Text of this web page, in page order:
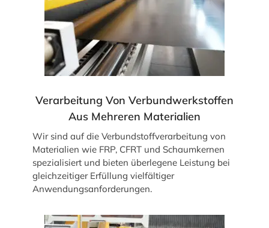
Verarbeitung Von Verbundwerkstoffen
Aus Mehreren Materialien
Wir sind auf die Verbundstoffverarbeitung von
Materialien wie FRP, CFRT und Schaumkernen
spezialisiert und bieten überlegene Leistung bei
gleichzeitiger Erfüllung vielfältiger
Anwendungsanforderungen.